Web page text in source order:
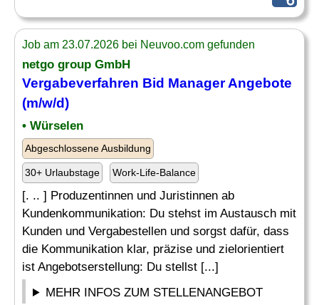
Job am 23.07.2026 bei Neuvoo.com gefunden
netgo group GmbH
Vergabeverfahren Bid ManagerAngebote
(m/w/d)
• Würselen
Abgeschlossene Ausbildung
30+ Urlaubstage Work-Life-Balance
[. .. ] Produzentinnen und Juristinnen ab
Kundenkommunikation: Du stehst im Austausch mit
Kunden und Vergabestellen und sorgst dafür, dass
die Kommunikation klar, präzise und zielorientiert
ist Angebotserstellung: Du stellst [...]
MEHR INFOS ZUM STELLENANGEBOT